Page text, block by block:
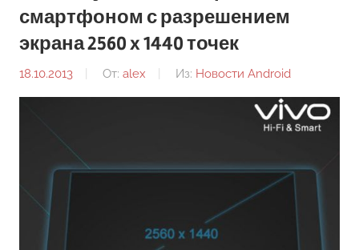
смартфоном с разрешением
экрана 2560 x 1440 точек
18.10.2013 От: alex Из: Новости Android